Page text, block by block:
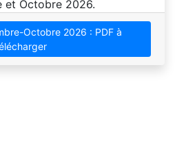
Octobre 2026 : PDF à